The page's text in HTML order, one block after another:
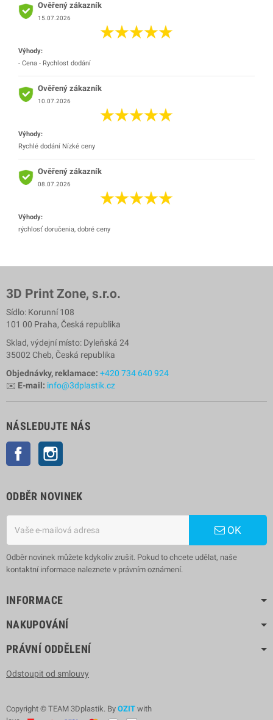
Ověřený zákazník
15.07.2026
Výhody:
- Cena - Rychlost dodání
Ověřený zákazník
10.07.2026
Výhody:
Rychlé dodání Nízké ceny
Ověřený zákazník
08.07.2026
Výhody:
rýchlosť doručenia, dobré ceny
3D Print Zone, s.r.o.
Sídlo: Korunní 108
101 00 Praha, Česká republika
Sklad, výdejní místo: Dyleňská 24
35002 Cheb, Česká republika
Objednávky, reklamace: +420 734 640 924
✉️ E-mail: info@3dplastik.cz
NÁSLEDUJTE NÁS
Facebook
ODBĚR NOVINEK
OK
Odběr novinek můžete kdykoliv zrušit. Pokud to chcete udělat, naše
kontaktní informace naleznete v právním oznámení.
INFORMACE
NAKUPOVÁNÍ
PRÁVNÍ ODDĚLENÍ
Odstoupit od smlouvy
Copyright © TEAM 3Dplastik. By OZIT with